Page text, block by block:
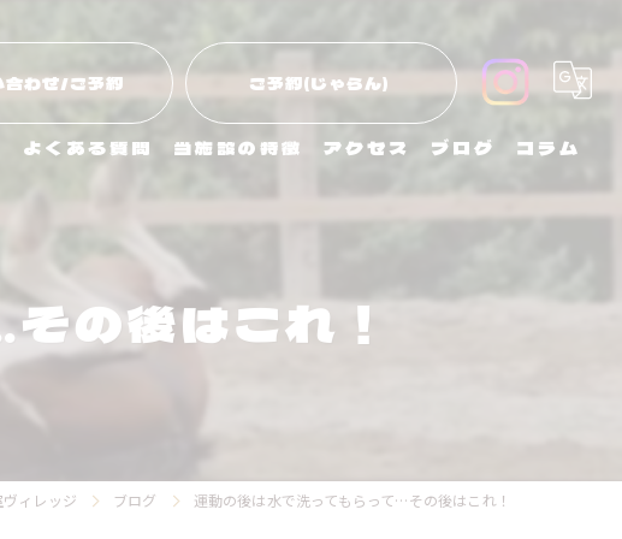
合わせ/ご予約 ご予約(じゃらん)
よくある質問 当施設の特徴
子ども
エサやり
アクセス ブログ コラム
の後はこれ！
ィレッジ ブログ 運動の後は水で洗ってもらって…その後はこれ！